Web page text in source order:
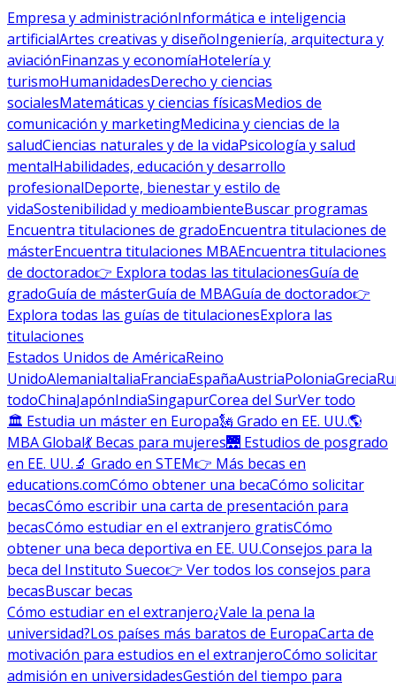
Empresa y administraciónInformática e inteligencia
artificialArtes creativas y diseñoIngeniería, arquitectura y
aviaciónFinanzas y economíaHotelería y
turismoHumanidadesDerecho y ciencias
socialesMatemáticas y ciencias físicasMedios de
comunicación y marketingMedicina y ciencias de la
saludCiencias naturales y de la vidaPsicología y salud
mentalHabilidades, educación y desarrollo
profesionalDeporte, bienestar y estilo de
vidaSostenibilidad y medioambienteBuscar programas
Encuentra titulaciones de gradoEncuentra titulaciones de
másterEncuentra titulaciones MBAEncuentra titulaciones
de doctorado👉 Explora todas las titulacionesGuía de
gradoGuía de másterGuía de MBAGuía de doctorado👉
Explora todas las guías de titulacionesExplora las
titulaciones
Estados Unidos de AméricaReino
UnidoAlemaniaItaliaFranciaEspañaAustriaPoloniaGrecia
todoChinaJapónIndiaSingapurCorea del SurVer todo
🏛 Estudia un máster en Europa🗽 Grado en EE. UU.🌎
MBA Global💃 Becas para mujeres🌉 Estudios de posgrado
en EE. UU.🔬 Grado en STEM👉 Más becas en
educations.comCómo obtener una becaCómo solicitar
becasCómo escribir una carta de presentación para
becasCómo estudiar en el extranjero gratisCómo
obtener una beca deportiva en EE. UU.Consejos para la
beca del Instituto Sueco👉 Ver todos los consejos para
becasBuscar becas
Cómo estudiar en el extranjero¿Vale la pena la
universidad?Los países más baratos de EuropaCarta de
motivación para estudios en el extranjeroCómo solicitar
admisión en universidadesGestión del tiempo para